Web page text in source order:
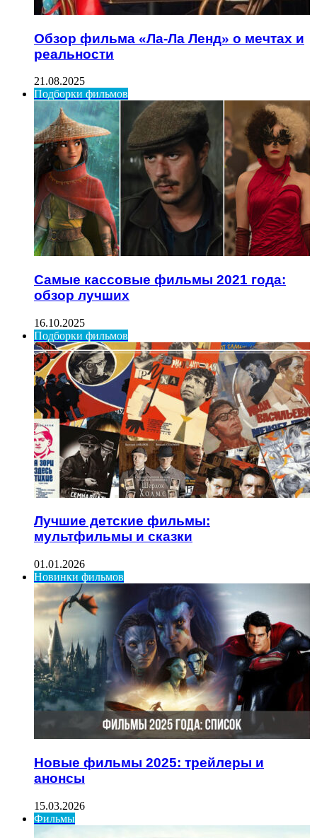
Обзор фильма «Ла-Ла Ленд» о мечтах и
реальности
21.08.2025
Подборки фильмов
Самые кассовые фильмы 2021 года:
обзор лучших
16.10.2025
Подборки фильмов
Лучшие детские фильмы:
мультфильмы и сказки
01.01.2026
Новинки фильмов
Новые фильмы 2025: трейлеры и
анонсы
15.03.2026
Фильмы